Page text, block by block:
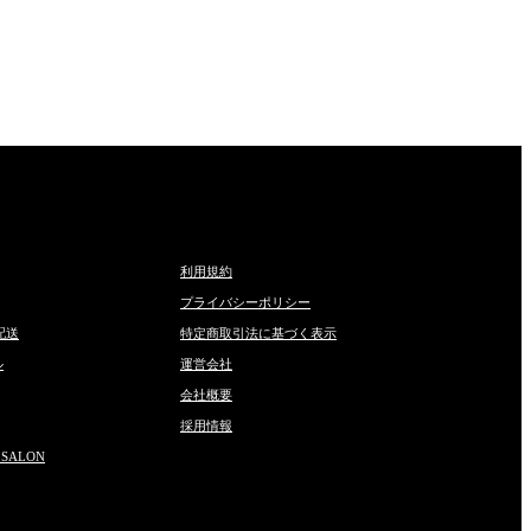
送
利用規約
プライバシーポリシー
特定商取引法に基づく表示
運営会社
会社概要
採用情報